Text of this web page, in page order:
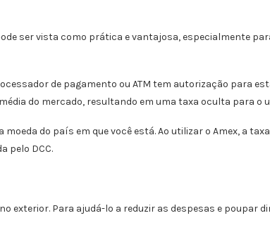
ser vista como prática e vantajosa, especialmente
de pagamento ou ATM tem autorização para
do mercado, resultando em uma taxa oculta para o
do país em que você está. Ao utilizar o Amex, a
pelo DCC.
exterior. Para ajudá-lo a reduzir as despesas e poupar